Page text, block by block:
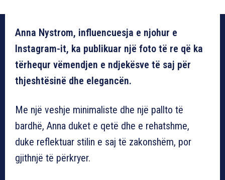
Anna Nystrom, influencuesja e njohur e
Instagram-it, ka publikuar një foto të re që ka
tërhequr vëmendjen e ndjekësve të saj për
thjeshtësinë dhe elegancën.
Me një veshje minimaliste dhe një pallto të
bardhë, Anna duket e qetë dhe e rehatshme,
duke reflektuar stilin e saj të zakonshëm, por
gjithnjë të përkryer.